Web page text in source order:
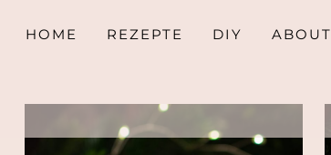
HOME REZEPTE DIY ABOUT